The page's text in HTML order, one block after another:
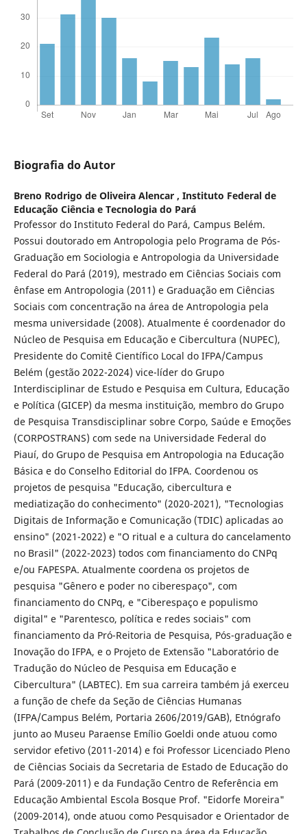
Biografia do Autor
Breno Rodrigo de Oliveira Alencar , Instituto Federal de
Educação Ciência e Tecnologia do Pará
Professor do Instituto Federal do Pará, Campus Belém.
Possui doutorado em Antropologia pelo Programa de Pós-
Graduação em Sociologia e Antropologia da Universidade
Federal do Pará (2019), mestrado em Ciências Sociais com
ênfase em Antropologia (2011) e Graduação em Ciências
Sociais com concentração na área de Antropologia pela
mesma universidade (2008). Atualmente é coordenador do
Núcleo de Pesquisa em Educação e Cibercultura (NUPEC),
Presidente do Comitê Científico Local do IFPA/Campus
Belém (gestão 2022-2024) vice-líder do Grupo
Interdisciplinar de Estudo e Pesquisa em Cultura, Educação
e Política (GICEP) da mesma instituição, membro do Grupo
de Pesquisa Transdisciplinar sobre Corpo, Saúde e Emoções
(CORPOSTRANS) com sede na Universidade Federal do
Piauí, do Grupo de Pesquisa em Antropologia na Educação
Básica e do Conselho Editorial do IFPA. Coordenou os
projetos de pesquisa "Educação, cibercultura e
mediatização do conhecimento" (2020-2021), "Tecnologias
Digitais de Informação e Comunicação (TDIC) aplicadas ao
ensino" (2021-2022) e "O ritual e a cultura do cancelamento
no Brasil" (2022-2023) todos com financiamento do CNPq
e/ou FAPESPA. Atualmente coordena os projetos de
pesquisa "Gênero e poder no ciberespaço", com
financiamento do CNPq, e "Ciberespaço e populismo
digital" e "Parentesco, política e redes sociais" com
financiamento da Pró-Reitoria de Pesquisa, Pós-graduação e
Inovação do IFPA, e o Projeto de Extensão "Laboratório de
Tradução do Núcleo de Pesquisa em Educação e
Cibercultura" (LABTEC). Em sua carreira também já exerceu
a função de chefe da Seção de Ciências Humanas
(IFPA/Campus Belém, Portaria 2606/2019/GAB), Etnógrafo
junto ao Museu Paraense Emílio Goeldi onde atuou como
servidor efetivo (2011-2014) e foi Professor Licenciado Pleno
de Ciências Sociais da Secretaria de Estado de Educação do
Pará (2009-2011) e da Fundação Centro de Referência em
Educação Ambiental Escola Bosque Prof. "Eidorfe Moreira"
(2009-2014), onde atuou como Pesquisador e Orientador de